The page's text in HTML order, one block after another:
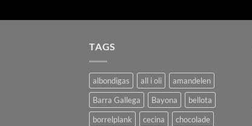
TAGS
albondigas all i oli
amandelen
Barra Gallega
Bayona
bellota
borrelplank
cecina
chocolade